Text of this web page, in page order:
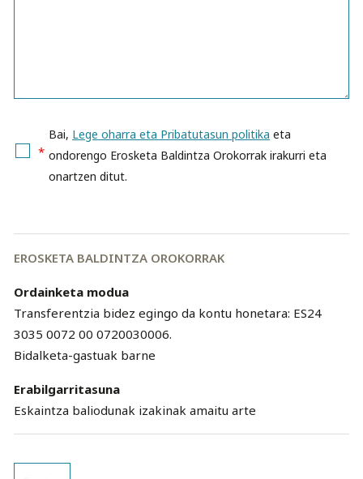
*
Bai, Lege oharra eta Pribatutasun politika eta
ondorengo Erosketa Baldintza Orokorrak irakurri eta
onartzen ditut.
EROSKETA BALDINTZA OROKORRAK
Ordainketa modua
Transferentzia bidez egingo da kontu honetara: ES24
3035 0072 00 0720030006.
Bidalketa-gastuak barne
Erabilgarritasuna
Eskaintza baliodunak izakinak amaitu arte